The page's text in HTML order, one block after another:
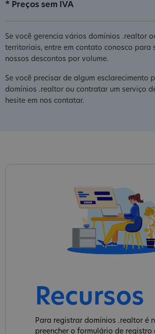
* Preços sem IVA
Se você gerencia vários domínios .realtor
territoriais, entre em contato conosco para
nossos descontos por volume.
Se você precisar de algum esclarecimento
domínios .realtor ou contratar um serviço
hesite em nos contatar.
Recursos
Para registrar domínios .realtor é
preencher o formulário de registro